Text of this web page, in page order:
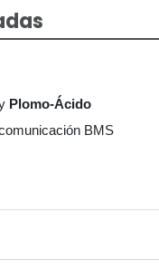
Plomo-Ácido
BMS